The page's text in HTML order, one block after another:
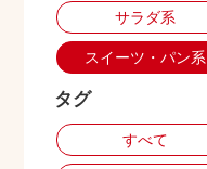
サラダ系
スイーツ・パン系
タグ
すべて